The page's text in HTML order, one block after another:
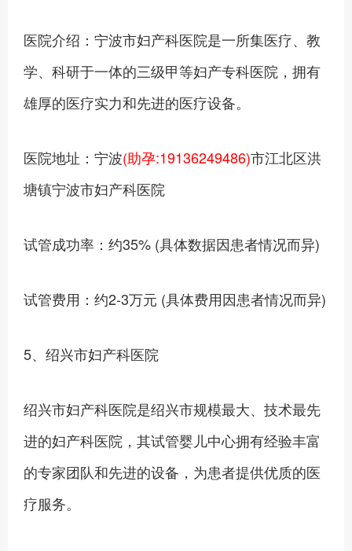
医院介绍：宁波市妇产科医院是一所集医疗、教
学、科研于一体的三级甲等妇产专科医院，拥有
雄厚的医疗实力和先进的医疗设备。
医院地址：宁波(助孕:19136249486)市江北区洪
塘镇宁波市妇产科医院
试管成功率：约35% (具体数据因患者情况而异)
试管费用：约2-3万元 (具体费用因患者情况而异)
5、绍兴市妇产科医院
绍兴市妇产科医院是绍兴市规模最大、技术最先
进的妇产科医院，其试管婴儿中心拥有经验丰富
的专家团队和先进的设备，为患者提供优质的医
疗服务。